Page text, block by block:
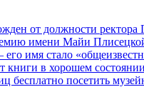
от должности
имени Майи Плисецкой,
имя стало
в хорошем
бесплатно посетить